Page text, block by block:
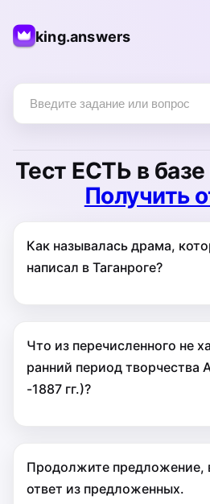
king.answers
Тест ЕСТЬ в
Получить
Как называлась драма,
написал в Таганроге?
Что из перечисленного не
ранний период творчества
-1887 гг.)?
Продолжите предложение,
ответ из предложенных.